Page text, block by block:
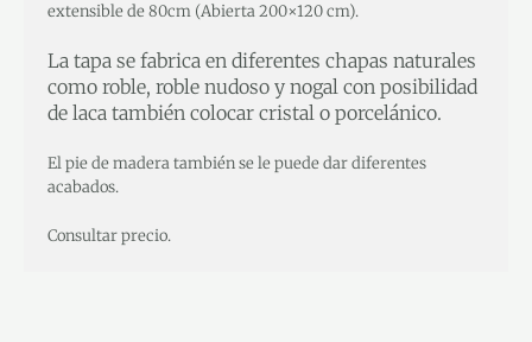
extensible de 80cm (Abierta 200×120 cm).
La tapa se fabrica en diferentes chapas naturales
como roble, roble nudoso y nogal con posibilidad
de laca también colocar cristal o porcelánico.
El pie de madera también se le puede dar diferentes
acabados.
Consultar precio.